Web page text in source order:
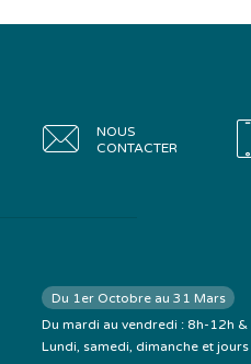
NOUS
CONTACTER
Du 1er Octobre au 31 Mars
Du mardi au vendredi : 8h-12h
Lundi, samedi, dimanche et